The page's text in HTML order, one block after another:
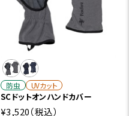
防虫 UVカット
SCドットオンハンドカバー
¥3,520（税込）